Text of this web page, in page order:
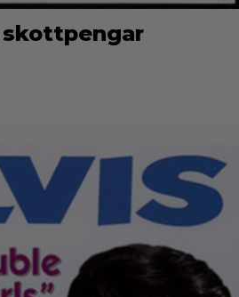
skottpengar